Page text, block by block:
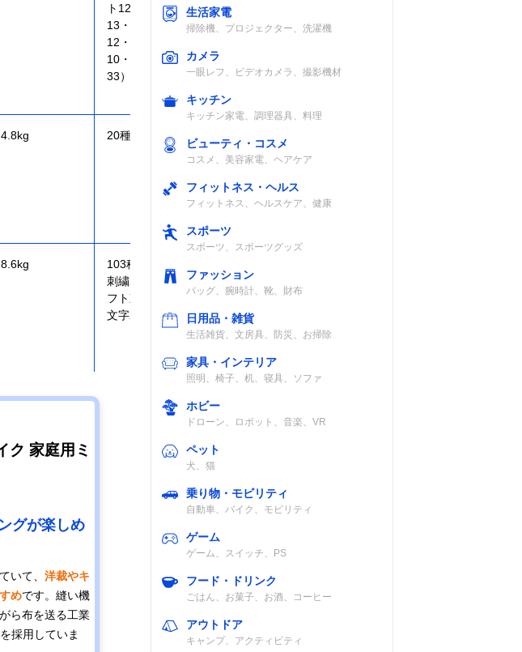
ト12・実用
13・ボタン穴
12・キルト
10・かざり
33）
ー・たち目かが
り・ブラインド
ン穴かがり・手
動ボタン穴かが
り
4.8kg 20種
り・たち目かが
グ・まつり縫
い・模様縫い
8.6kg
103種、atsumi
刺繍25種、クラ
フト刺繍80種、
文字2,750種
り・たち目かが
り・片・ジグザ
グ・ボタン付
け・模様縫い・
繍
基本・たち目か
がり・サテン・
まつり縫い・ボ
タンホール・フ
9kg
11・ボタン穴
4・キルト1・か
基本・たち目か
がり・ボタン穴
かがり
約5.4kg
ファスナー・サ
テン・まつり縫
ク 家庭用ミ
グが楽しめ
いて、 洋裁やキ
めです。縫い機
ら布を送る工業
採用していま
生活家電
掃除機、プロジェクター、洗濯機
カメラ
一眼レフ、ビデオカメラ、撮影機材
キッチン
キッチン家電、調理器具、料理
ビューティ・コスメ
コスメ、美容家電、ヘアケア
フィットネス・ヘルス
フィットネス、ヘルスケア、健康
スポーツ
スポーツ、スポーツグッズ
ファッション
バッグ、腕時計、靴、財布
日用品・雑貨
生活雑貨、文房具、防災、お掃除
家具・インテリア
照明、椅子、机、寝具、ソファ
ホビー
ドローン、ロボット、音楽、VR
ペット
犬、猫
乗り物・モビリティ
自動車、バイク、モビリティ
ゲーム
ゲーム、スイッチ、PS
フード・ドリンク
ごはん、お菓子、お酒、コーヒー
アウトドア
キャンプ、アクティビティ